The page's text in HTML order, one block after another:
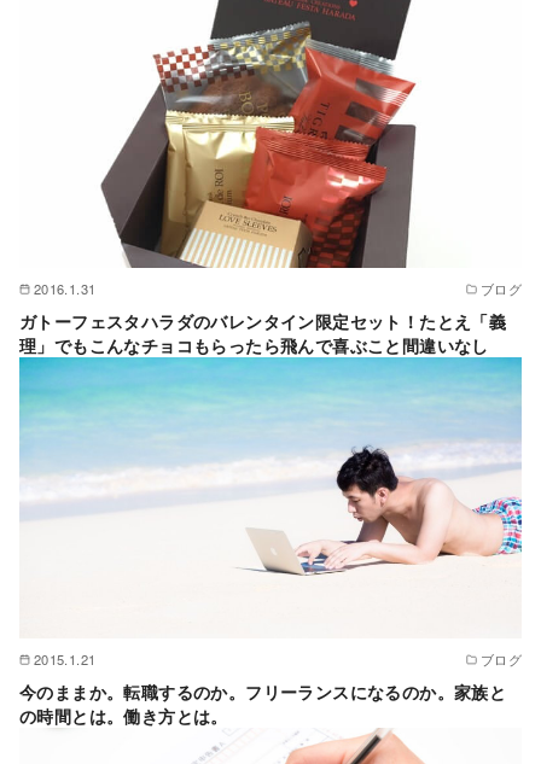
2016.1.31 ブログ
ガトーフェスタハラダのバレンタイン限定セット！たとえ「義
理」でもこんなチョコもらったら飛んで喜ぶこと間違いなし
2015.1.21 ブログ
今のままか。転職するのか。フリーランスになるのか。家族と
の時間とは。働き方とは。